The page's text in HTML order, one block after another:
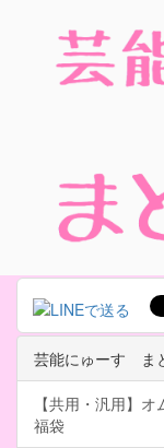
芸能にゅーす ま
【共用・汎用】
福袋